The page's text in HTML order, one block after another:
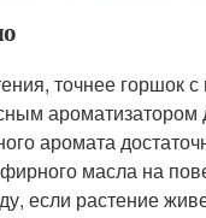
точнее горшок
аромата
масла на
если растение